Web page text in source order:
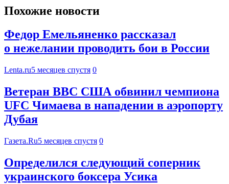
Похожие новости
Федор Емельяненко рассказал
о нежелании проводить бои в России
Lenta.ru5 месяцев спустя 0
Ветеран ВВС США обвинил чемпиона
UFC Чимаева в нападении в аэропорту
Дубая
Газета.Ru5 месяцев спустя 0
Определился следующий соперник
украинского боксера Усика